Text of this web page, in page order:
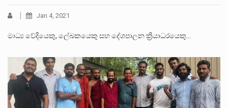
Jan 4, 2021
මාධ්‍ය වේදියෙකු, ලේඛකයෙකු සහ දේශපාලන ක්‍රියාධරයෙකු…